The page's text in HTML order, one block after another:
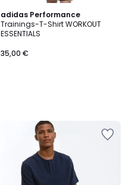
adidas Performance
Trainings-T-Shirt WORKOUT
ESSENTIALS
35,00 €